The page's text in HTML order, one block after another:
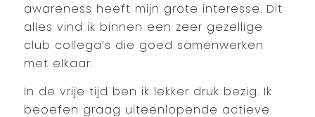
awareness heeft mijn grote interesse. Dit
alles vind ik binnen een zeer gezellige
club collega’s die goed samenwerken
met elkaar.
In de vrije tijd ben ik lekker druk bezig. Ik
beoefen graag uiteenlopende actieve